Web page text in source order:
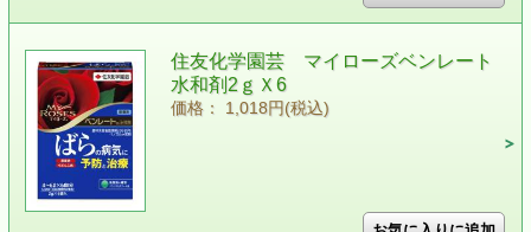
住友化学園芸 マイローズベンレート
水和剤2ｇＸ6
価格： 1,018円(税込)